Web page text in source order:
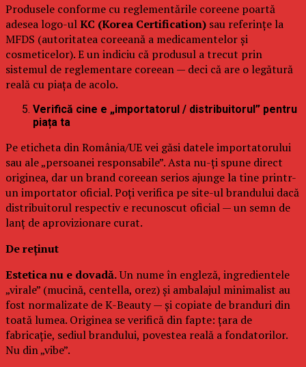
Produsele conforme cu reglementările coreene poartă
adesea logo-ulKC (Korea Certification) sau referințe la
MFDS (autoritatea coreeană a medicamentelor și
cosmeticelor). E un indiciu că produsul a trecut prin
sistemul de reglementare coreean — deci că are o legătură
reală cu piața de acolo.
Verifică cine e „importatorul / distribuitorul” pentru
piața ta
Pe eticheta din România/UE vei găsi datele importatorului
sau ale „persoanei responsabile”. Asta nu-ți spune direct
originea, dar un brand coreean serios ajunge la tine printr-
un importator oficial. Poți verifica pe site-ul brandului dacă
distribuitorul respectiv e recunoscut oficial — un semn de
lanț de aprovizionare curat.
De reținut
Estetica nu e dovadă.Un nume în engleză, ingredientele
„virale” (mucină, centella, orez) și ambalajul minimalist au
fost normalizate de K-Beauty — și copiate de branduri din
toată lumea. Originea se verifică din fapte: țara de
fabricație, sediul brandului, povestea reală a fondatorilor.
Nu din „vibe”.